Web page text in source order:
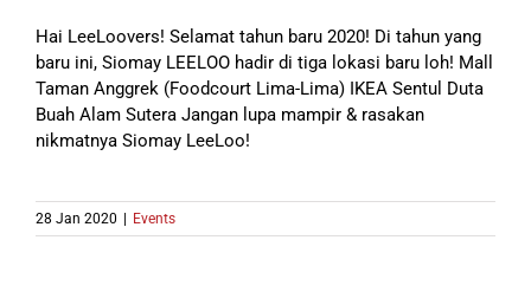
Hai LeeLoovers! Selamat tahun baru 2020! Di tahun yang
baru ini, Siomay LEELOO hadir di tiga lokasi baru loh! Mall
Taman Anggrek (Foodcourt Lima-Lima) IKEA Sentul Duta
Buah Alam Sutera Jangan lupa mampir & rasakan
nikmatnya Siomay LeeLoo!
28 Jan 2020 | Events